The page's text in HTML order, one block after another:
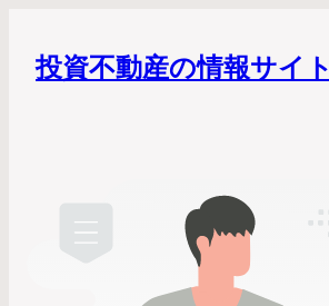
投資不動産の情報サイト